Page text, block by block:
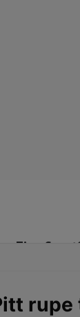
Time Sport